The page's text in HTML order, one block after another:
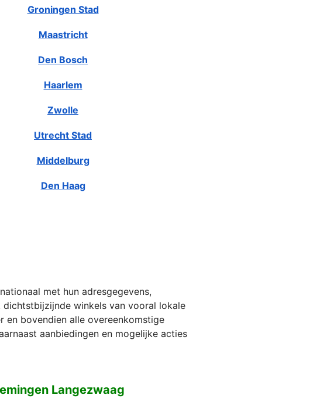
Groningen Stad
Maastricht
Den Bosch
Haarlem
Zwolle
Utrecht Stad
Middelburg
Den Haag
met hun adresgegevens,
winkels van vooral lokale
en bovendien alle overeenkomstige
aanbiedingen en mogelijke acties
Langezwaag